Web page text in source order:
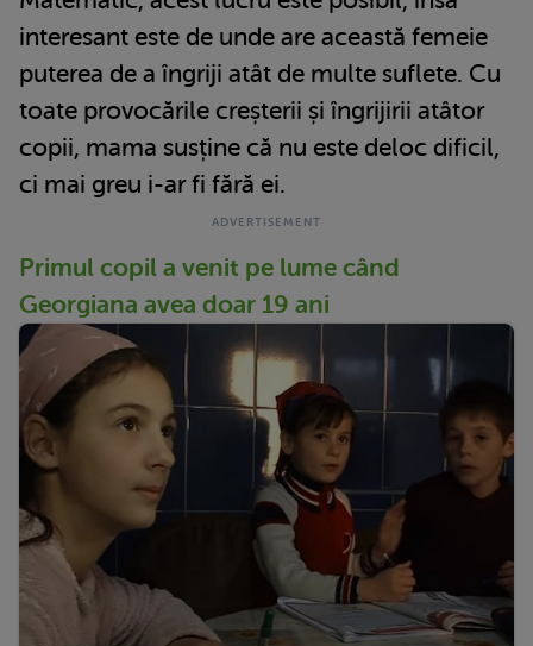
interesant este de unde are această femeie
puterea de a îngriji atât de multe suflete. Cu
toate provocările creșterii și îngrijirii atâtor
copii, mama susține că nu este deloc dificil,
ci mai greu i-ar fi fără ei.
Primul copil a venit pe lume când
Georgiana avea doar 19 ani